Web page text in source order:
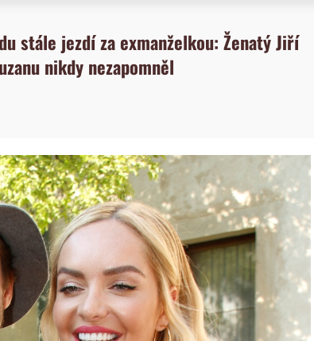
chyb, Poskytování a zobrazování reklamy a
a sdělování voleb ochrany osobních údajů.
stále jezdí za exmanželkou: Ženatý Jiří
nikdy nezapomněl